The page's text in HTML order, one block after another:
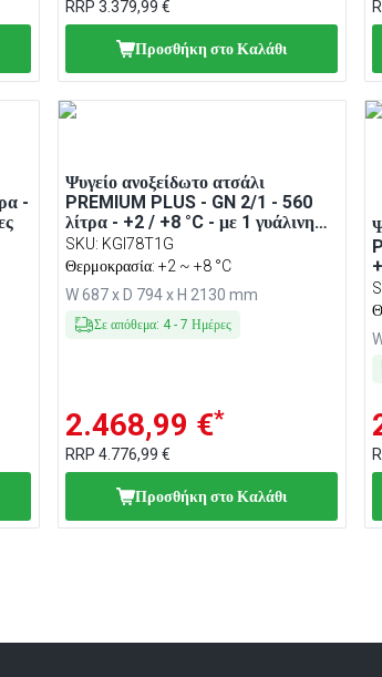
RRP3.379,99 €
Προσθήκη στο Καλάθι
-
Ψυγείο ανοξείδωτο ατσάλι
PREMIUM PLUS - GN 2/1 - 560
λίτρα - +2 / +8 °C - με 1 γυάλινη
πόρτα
SKU: KGI78T1G
Θερμοκρασία: +2 ~ +8 °C
W 687 x D 794 x H 2130 mm
Σε απόθεμα: 4-7 Ημέρες
2.468,99 €*
RRP4.776,99 €
Προσθήκη στο Καλάθι